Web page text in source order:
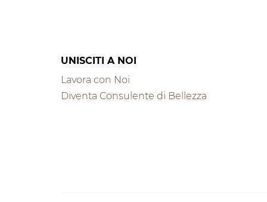
UNISCITI A NOI
Lavora con Noi
Diventa Consulente di Bellezza